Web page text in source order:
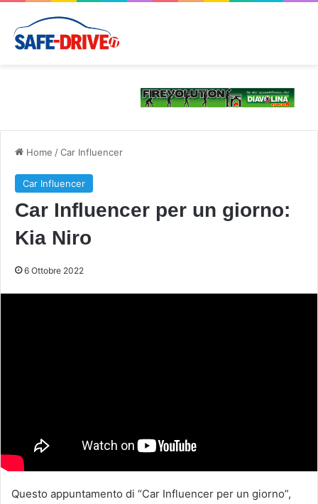
Home /Car Influencer
Car Influencer
Car Influencer per un giorno:
Kia Niro
6 Ottobre 2022
Questo appuntamento di “Car Influencer per un giorno”,